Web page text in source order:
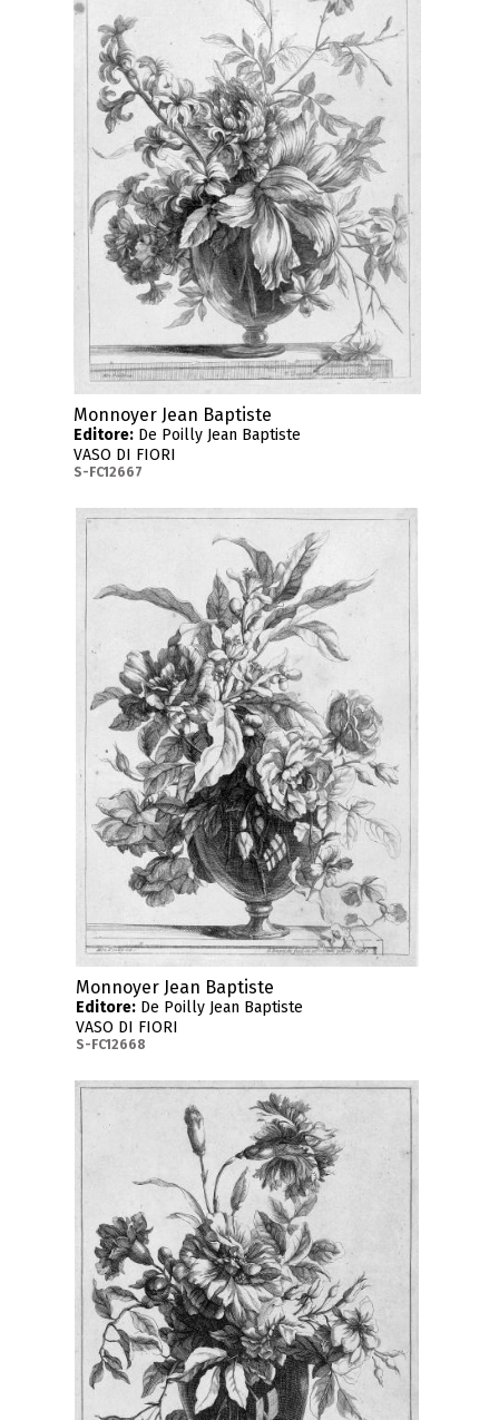
Monnoyer Jean Baptiste
Editore:De Poilly Jean Baptiste
VASO DI FIORI
S-FC12667
Monnoyer Jean Baptiste
Editore:De Poilly Jean Baptiste
VASO DI FIORI
S-FC12668